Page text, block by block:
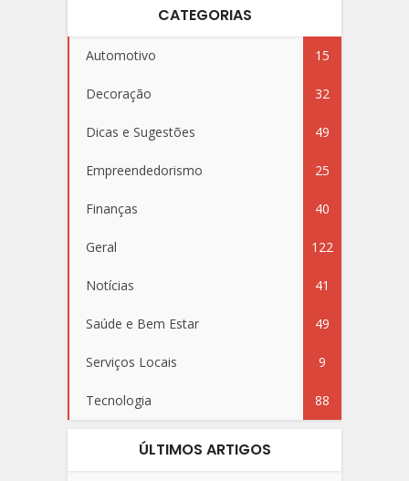
CATEGORIAS
Automotivo 15
Decoração 32
Dicas e Sugestões 49
Empreendedorismo 25
Finanças 40
Geral 122
Notícias 41
Saúde e Bem Estar 49
Serviços Locais 9
Tecnologia 88
ÚLTIMOS ARTIGOS